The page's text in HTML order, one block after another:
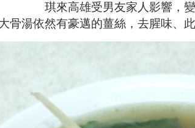
琪來高雄受男友家人影響，
骨湯依然有豪邁的薑絲，去腥味、